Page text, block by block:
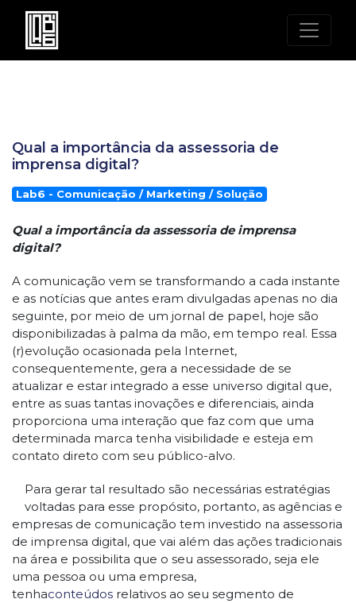
Qual a importância da assessoria de
imprensa digital?
Lab6 - Comunicação / Marketing / Solução
Qual a importância da assessoria de imprensa
digital?
A comunicação vem se transformando a cada instante
e as notícias que antes eram divulgadas apenas no dia
seguinte, por meio de um jornal de papel, hoje são
disponibilizadas à palma da mão, em tempo real. Essa
(r)evolução ocasionada pela Internet,
consequentemente, gera a necessidade de se
atualizar e estar integrado a esse universo digital que,
entre as suas tantas inovações e diferenciais, ainda
proporciona uma interação que faz com que uma
determinada marca tenha visibilidade e esteja em
contato direto com seu público-alvo.
Para gerar tal resultado são necessárias estratégias
voltadas para esse propósito, portanto, as agências e
empresas de comunicação tem investido na assessoria
de imprensa digital, que vai além das ações tradicionais
na área e possibilita que o seu assessorado, seja ele
uma pessoa ou uma empresa,
tenhaconteúdos relativos ao seu segmento de